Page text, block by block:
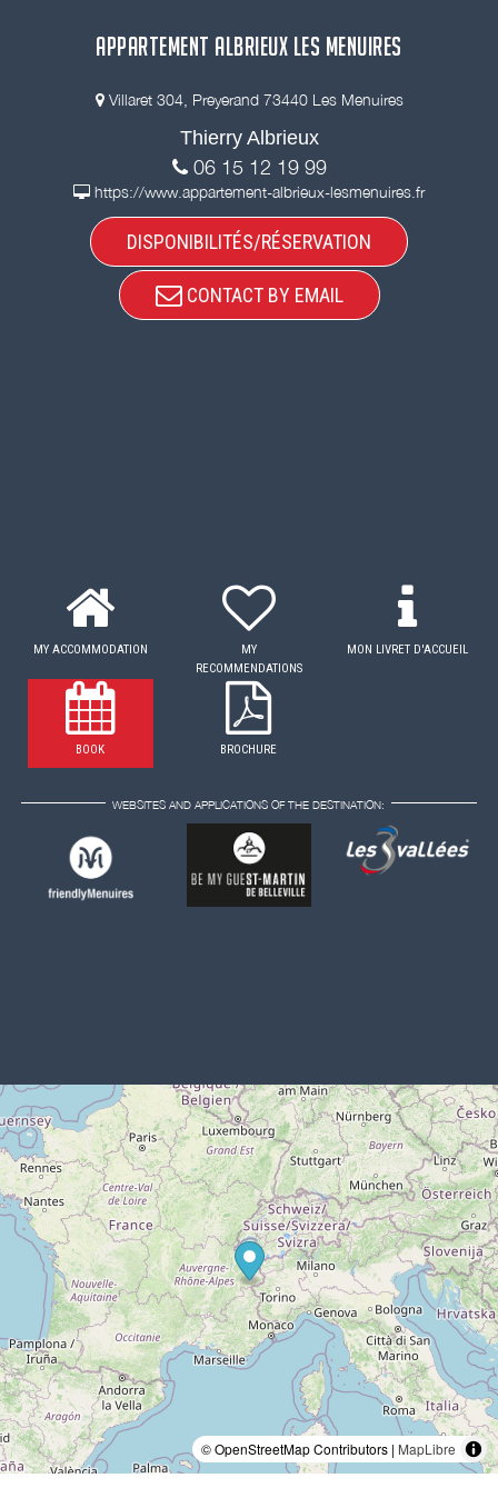
APPARTEMENT ALBRIEUX LES MENUIRES
Villaret 304, Preyerand 73440 Les Menuires
Thierry Albrieux
06 15 12 19 99
https://www.appartement-albrieux-lesmenuires.fr
DISPONIBILITÉS/RÉSERVATION
CONTACT BY EMAIL
MY ACCOMMODATION
MY
RECOMMENDATIONS
MON LIVRET D'ACCUEIL
BOOK BROCHURE
WEBSITES AND APPLICATIONS OF THE DESTINATION:
© OpenStreetMap Contributors | MapLibre